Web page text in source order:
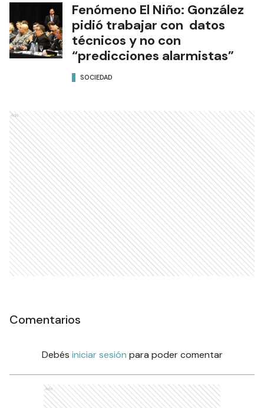
Fenómeno El Niño: González
pidió trabajar con datos
técnicos y no con
“predicciones alarmistas”
SOCIEDAD
Ads
Comentarios
Debés iniciar sesión para poder comentar
Ads